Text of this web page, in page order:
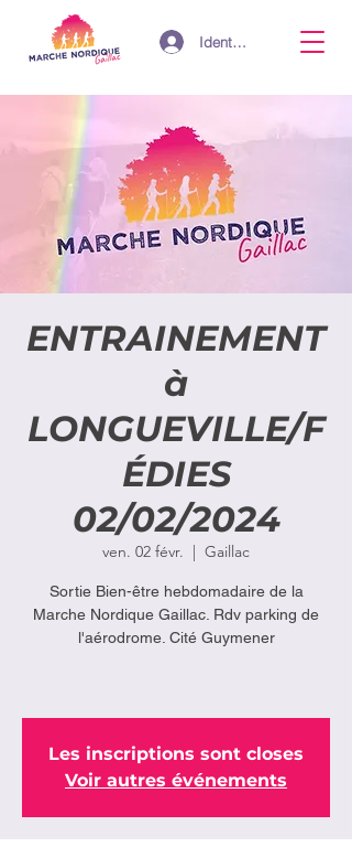
Identifiant
ENTRAINEMENT
à
LONGUEVILLE/F
ÉDIES
02/02/2024
ven. 02 févr.
  |
Gaillac
Sortie Bien-être hebdomadaire de la
Marche Nordique Gaillac. Rdv parking de
l'aérodrome. Cité Guymener
Les inscriptions sont closes
Voir autres événements